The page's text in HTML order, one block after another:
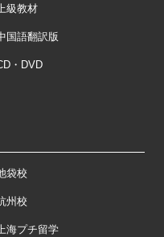
級教材
国語翻訳版
・DVD
袋校
州校
海プチ留学